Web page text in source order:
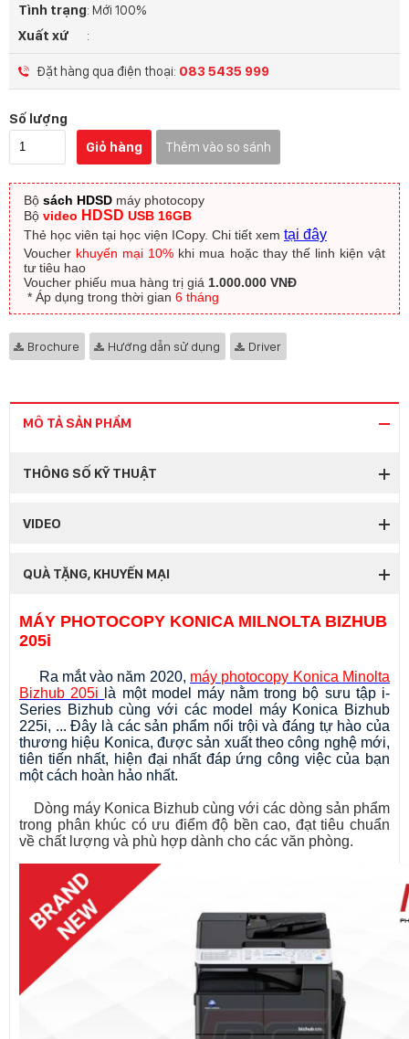
Tình trạng: Mới 100%
Xuất xứ
:
Đặt hàng qua điện thoại: 083 5435 999
Số lượng
Giỏ hàng
Thêm vào so sánh
Bộ sách HDSD máy photocopy
Bộ video HDSD USB 16GB
Thẻ học viên tại học viện ICopy. Chi tiết xem tại đây
Voucher khuyến mại 10% khi mua hoặc thay thế linh kiện vật
tư tiêu hao
Voucher phiếu mua hàng trị giá 1.000.000 VNĐ
​ * Áp dụng trong thời gian 6 tháng
Brochure Hướng dẫn sử dụng Driver
MÔ TẢ SẢN PHẨM
THÔNG SỐ KỸ THUẬT
VIDEO
QUÀ TẶNG, KHUYẾN MẠI
MÁY PHOTOCOPY KONICA MILNOLTA BIZHUB
205i
Ra mắt vào năm 2020, máy photocopy Konica Minolta
Bizhub 205i
là một model máy nằm trong bộ sưu tập i-
Series Bizhub cùng với các model máy Konica Bizhub
225i, ... Đây là các sản phẩm nổi trội và đáng tự hào của
thương hiệu Konica, được sản xuất theo công nghệ mới,
tiên tiến nhất, hiện đại nhất đáp ứng công việc của bạn
một cách hoàn hảo nhất.
Dòng máy Konica Bizhub cùng với các dòng sản phẩm
trong phân khúc có ưu điểm độ bền cao, đạt tiêu chuẩn
về chất lượng và phù hợp dành cho các văn phòng.